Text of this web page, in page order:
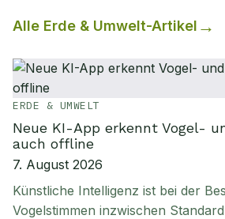
Alle Erde & Umwelt-Artikel
ERDE & UMWELT
Neue KI-App erkennt Vogel-
auch offline
7. August 2026
Künstliche Intelligenz ist bei der
Vogelstimmen inzwischen